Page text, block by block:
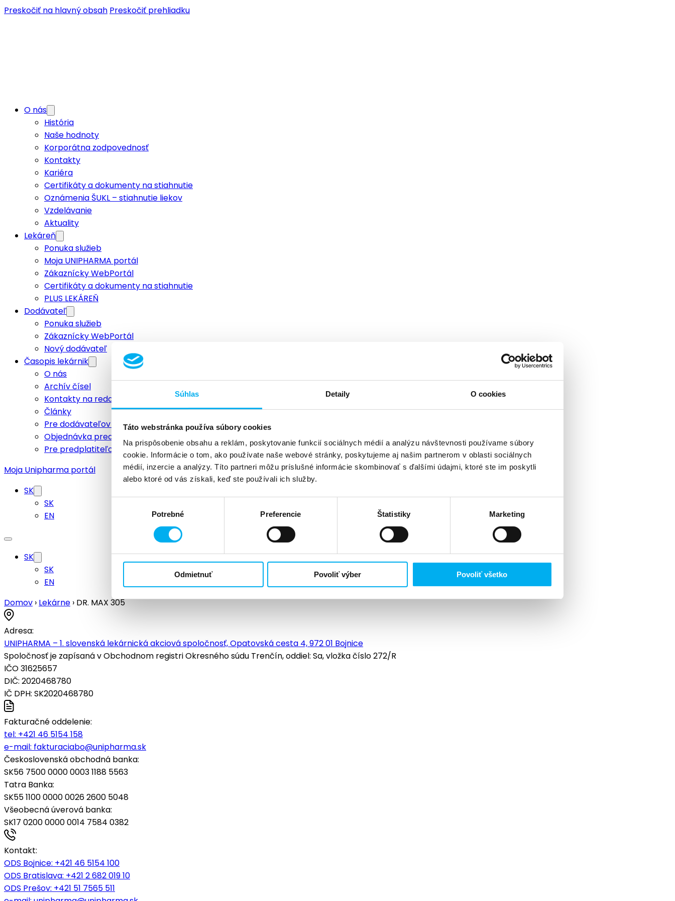
Súhlas Detaily O cookies
Táto webstránka používa súbory cookies
Na prispôsobenie obsahu a reklám, poskytovanie funkcií sociálnych médií a analýzu návštevnosti používame súbory
cookie. Informácie o tom, ako používate naše webové stránky, poskytujeme aj našim partnerom v oblasti sociálnych
médií, inzercie a analýzy. Títo partneri môžu príslušné informácie skombinovať s ďalšími údajmi, ktoré ste im poskytli
alebo ktoré od vás získali, keď ste používali ich služby.
Potrebné Preferencie Štatistiky Marketing
Odmietnuť Povoliť výber Povoliť všetko
Preskočiť na hlavný obsah Preskočiť prehliadku
O nás
História
Naše hodnoty
Korporátna zodpovednosť
Kontakty
Kariéra
Certifikáty a dokumenty na stiahnutie
Oznámenia ŠUKL – stiahnutie liekov
Vzdelávanie
Aktuality
Lekáreň
Ponuka služieb
Moja UNIPHARMA portál
Zákaznícky WebPortál
Certifikáty a dokumenty na stiahnutie
PLUS LEKÁREŇ
Dodávateľ
Ponuka služieb
Zákaznícky WebPortál
Nový dodávateľ
Časopis lekárnik
O nás
Archív čísel
Kontakty na redakciu
Články
Pre dodávateľov a inzerentov
Objednávka predplatného
Pre predplatiteľov
Moja Unipharma portál
SK
SK
EN
SK
SK
EN
Domov › Lekárne › DR. MAX 305
Adresa:
UNIPHARMA – 1. slovenská lekárnická akciová spoločnosť, Opatovská cesta 4, 972 01 Bojnice
Spoločnosť je zapísaná v Obchodnom registri Okresného súdu Trenčín, oddiel: Sa, vložka číslo 272/R
IČO 31625657
DIČ: 2020468780
IČ DPH: SK2020468780
Fakturačné oddelenie:
tel: +421 46 5154 158
e-mail: fakturaciabo@unipharma.sk
Československá obchodná banka:
SK56 7500 0000 0003 1188 5563
Tatra Banka:
SK55 1100 0000 0026 2600 5048
Všeobecná úverová banka:
SK17 0200 0000 0014 7584 0382
Kontakt:
ODS Bojnice: +421 46 5154 100
ODS Bratislava: +421 2 682 019 10
ODS Prešov: +421 51 7565 511